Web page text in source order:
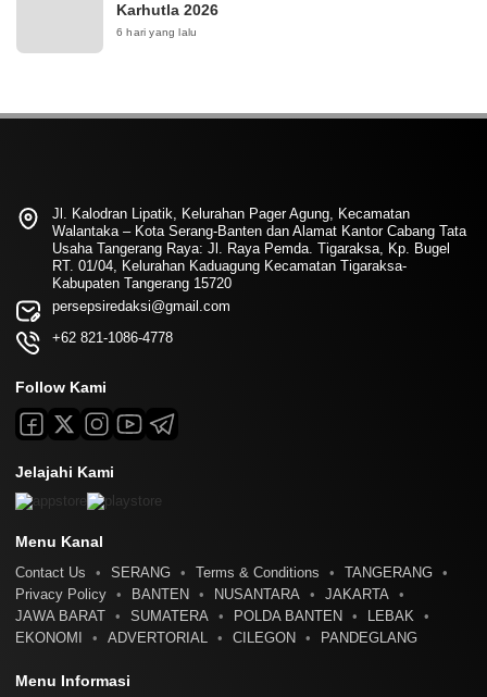
Karhutla 2026
6 hari yang lalu
Jl. Kalodran Lipatik, Kelurahan Pager Agung, Kecamatan
Walantaka – Kota Serang-Banten dan Alamat Kantor Cabang Tata
Usaha Tangerang Raya: Jl. Raya Pemda. Tigaraksa, Kp. Bugel
RT. 01/04, Kelurahan Kaduagung Kecamatan Tigaraksa-
Kabupaten Tangerang 15720
persepsiredaksi@gmail.com
+62 821-1086-4778
Follow Kami
Jelajahi Kami
Menu Kanal
Contact Us SERANG Terms & Conditions
TANGERANG
Privacy Policy
BANTEN NUSANTARA
JAKARTA
JAWA BARAT
SUMATERA POLDA BANTEN
LEBAK
EKONOMI
ADVERTORIAL CILEGON PANDEGLANG
Menu Informasi